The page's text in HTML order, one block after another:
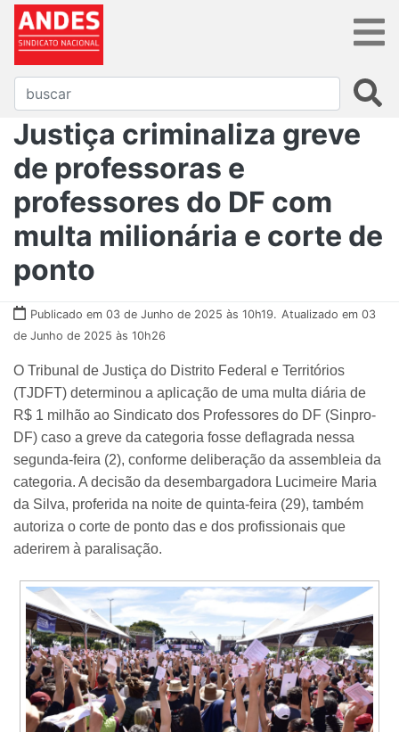
Justiça criminaliza greve
de professoras e
professores do DF com
multa milionária e corte de
ponto
Publicado em 03 de Junho de 2025 às 10h19. Atualizado em 03
de Junho de 2025 às 10h26
O Tribunal de Justiça do Distrito Federal e Territórios
(TJDFT) determinou a aplicação de uma multa diária de
R$ 1 milhão ao Sindicato dos Professores do DF (Sinpro-
DF) caso a greve da categoria fosse deflagrada nessa
segunda-feira (2), conforme deliberação da assembleia da
categoria. A decisão da desembargadora Lucimeire Maria
da Silva, proferida na noite de quinta-feira (29), também
autoriza o corte de ponto das e dos profissionais que
aderirem à paralisação.